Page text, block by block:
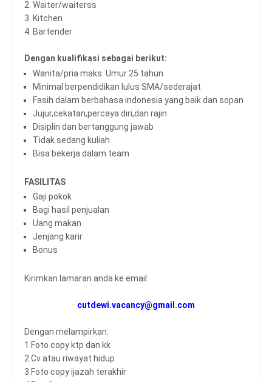
2. Waiter/waiterss
3. Kitchen
4. Bartender
Dengan kualifikasi sebagai berikut:
Wanita/pria maks. Umur 25 tahun
Minimal berpendidikan lulus SMA/sederajat
Fasih dalam berbahasa indonesia yang baik dan sopan
Jujur,cekatan,percaya diri,dan rajin
Disiplin dan bertanggung jawab
Tidak sedang kuliah
Bisa bekerja dalam team
FASILITAS
Gaji pokok
Bagi hasil penjualan
Uang makan
Jenjang karir
Bonus
Kirimkan lamaran anda ke email:
cutdewi.vacancy@gmail.com
Dengan melampirkan:
1.Foto copy ktp dan kk
2.Cv atau riwayat hidup
3.Foto copy ijazah terakhir